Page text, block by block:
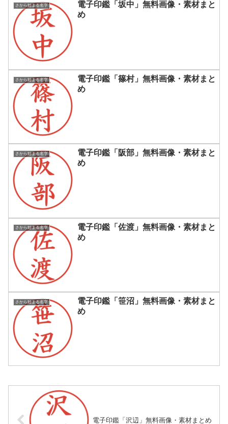
さから始まる名字
電子印鑑「坂中」無料画像・素材まと
め
さから始まる名字
電子印鑑「篠村」無料画像・素材まと
め
さから始まる名字
電子印鑑「阪部」無料画像・素材まと
め
さから始まる名字
電子印鑑「佐渡」無料画像・素材まと
め
さから始まる名字
電子印鑑「笹沼」無料画像・素材まと
め
電子印鑑「沢辺」無料画像・素材まとめ